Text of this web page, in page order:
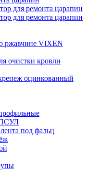
для ремонта царапин
для ремонта царапин
ржавчине VIXEN
очистки кровли
оцинкованный
ПСУЛ
под фальц